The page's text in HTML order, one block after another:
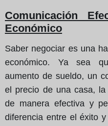
Comunicación
Económico
Saber negociar es una
económico. Ya sea
aumento de sueldo, un
el precio de una casa,
de manera efectiva y
diferencia entre el éxito